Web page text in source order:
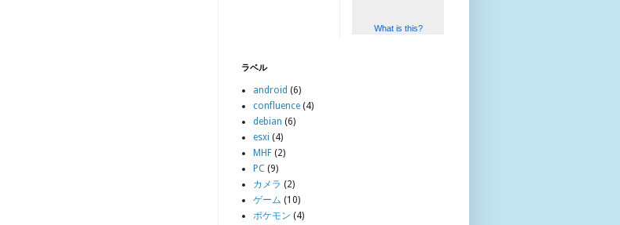
What is this?
ラベル
android (6)
confluence (4)
debian (6)
esxi (4)
MHF (2)
PC (9)
カメラ (2)
ゲーム (10)
ポケモン (4)